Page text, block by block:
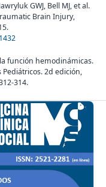
GWJ, Bell MJ, et al.
Brain Injury,
función hemodinámicas.
Pediátricos. 2d edición,
314.